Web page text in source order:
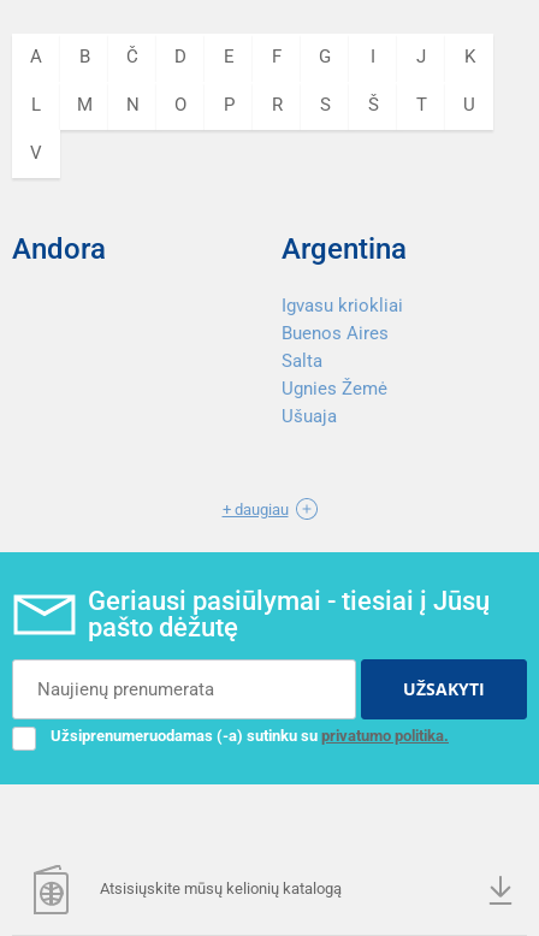
A B Č D E F G I J K
L M N O P R S Š T U
V
Andora Argentina
Igvasu kriokliai
Buenos Aires
Salta
Ugnies Žemė
Ušuaja
+ daugiau
Geriausi pasiūlymai - tiesiai į Jūsų
pašto dėžutę
UŽSAKYTI
Užsiprenumeruodamas (-a) sutinku su privatumo politika.
Atsisiųskite mūsų kelionių katalogą